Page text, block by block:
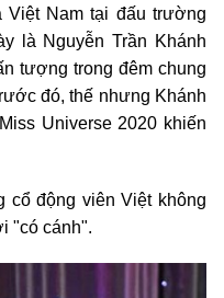
Việt Nam tại đấu trường
là Nguyễn Trần Khánh
tượng trong đêm chung
đó, thế nhưng Khánh
Universe 2020 khiến
cổ động viên Việt không
"có cánh".